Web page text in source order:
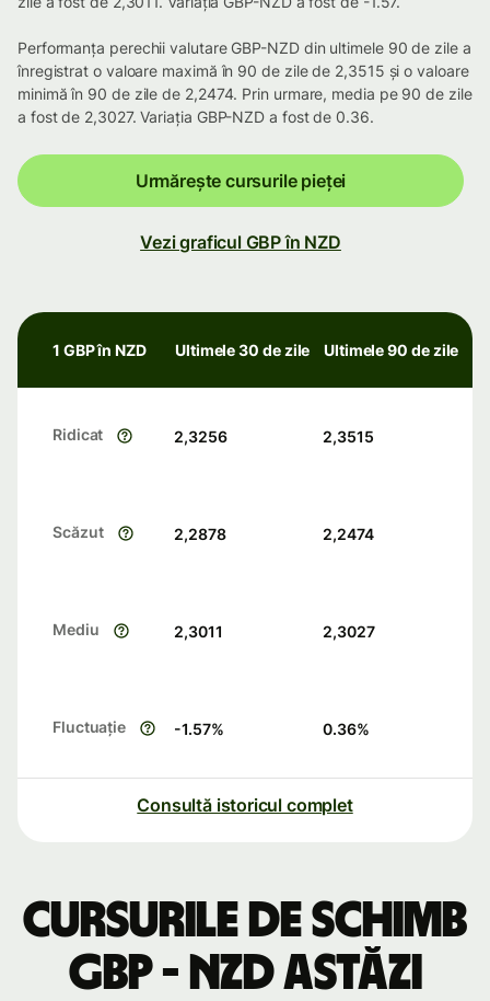
Performanța perechii valutare GBP-NZD din ultimele 90 de zile a
înregistrat o valoare maximă în 90 de zile de 2,3515 și o valoare
minimă în 90 de zile de 2,2474. Prin urmare, media pe 90 de zile
a fost de 2,3027. Variația GBP-NZD a fost de 0.36.
Urmărește cursurile pieței
Vezi graficul GBP în NZD
1 GBP în NZD Ultimele 30 de zile Ultimele 90 de zile
Ridicat 2,3256 2,3515
Scăzut 2,2878 2,2474
Mediu 2,3011 2,3027
Fluctuație -1.57% 0.36%
Consultă istoricul complet
Cursurile de schimb
GBP - NZD astăzi